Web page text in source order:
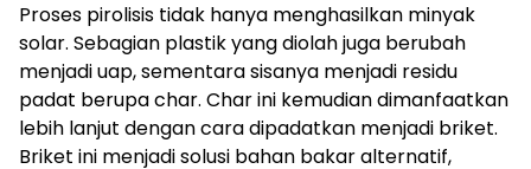
Proses pirolisis tidak hanya menghasilkan minyak
solar. Sebagian plastik yang diolah juga berubah
menjadi uap, sementara sisanya menjadi residu
padat berupa char. Char ini kemudian dimanfaatkan
lebih lanjut dengan cara dipadatkan menjadi briket.
Briket ini menjadi solusi bahan bakar alternatif,